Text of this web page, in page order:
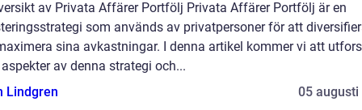
av Privata Affärer Portfölj Privata Affärer Portfölj är en
som används av privatpersoner för att
sina avkastningar. I denna artikel kommer vi att
av denna strategi och...
Lindgren
05 augusti